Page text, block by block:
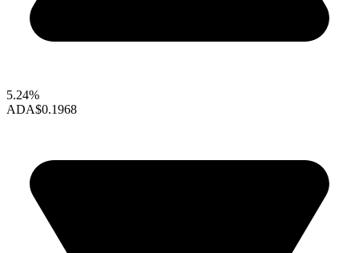
5.24%
ADA$0.1968